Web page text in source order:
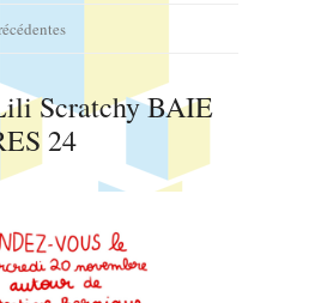
Scratchy BAIE
24